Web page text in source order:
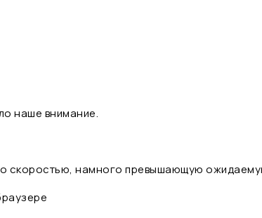
наше внимание.
скоростью, намного превышающую